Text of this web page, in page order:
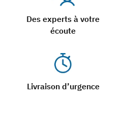
Des experts à votre
écoute
Livraison d’urgence